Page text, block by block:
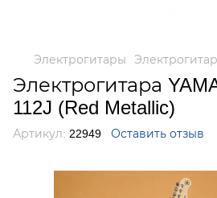
Электрогитары
Электрогитара
112J (Red Metallic)
Артикул: 22949 Оставить отзыв